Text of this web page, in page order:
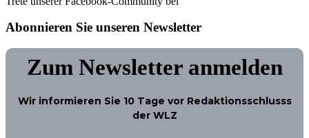
Abonnieren Sie unseren Newsletter
Zum Newsletter anmelden
Wir informieren Sie 10 Tage vor Redaktionsschlusss
der WLZ